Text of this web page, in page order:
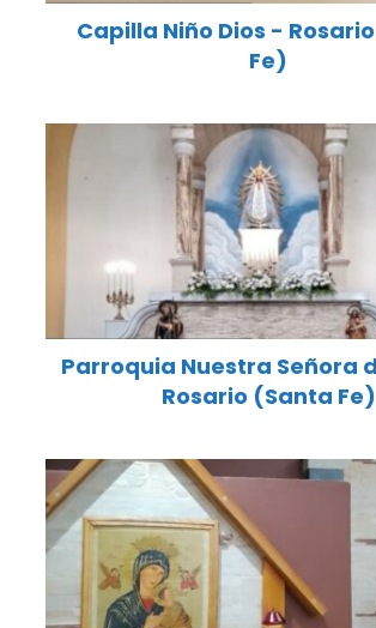
Capilla Niño Dios -
Fe)
Parroquia Nuestra Señora
Rosario (Santa Fe)